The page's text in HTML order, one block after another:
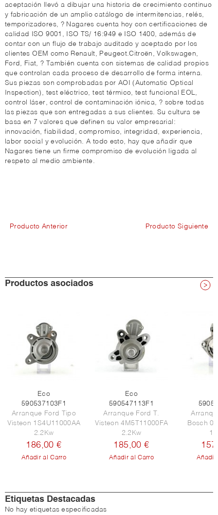
aceptación llevó a dibujar una historia de crecimiento continuo
y fabricación de un amplio catálogo de intermitencias, relés,
temporizadores, ? Nagares cuenta hoy con certificaciones de
calidad ISO 9001, ISO TS/ 16:949 e ISO 1400, además de
contar con un flujo de trabajo auditado y aceptado por los
clientes OEM como Renault, Peugeot.Citroën, Volkswagen,
Ford, Fiat, ? También cuenta con sistemas de calidad propios
que controlan cada proceso de desarrollo de forma interna.
Sus piezas son comprobadas por AOI (Automatic Optical
Inspection), test eléctrico, test térmico, test funcional EOL,
control láser, control de contaminación iónica, ? sobre todas
las piezas que son entregadas a sus clientes. Su cultura se
basa en 7 valores que definen su valor empresarial:
innovación, fiabilidad, compromiso, integridad, experiencia,
labor social y evolución. A todo esto, hay que añadir que
Nagares tiene un firme compromiso de evolución ligada al
respeto al medio ambiente.
Producto Anterior Producto Siguiente
Productos asociados
Eco
590537103F1
Arranque Ford Tipo
Visteon 1S4U11000AA
2.2Kw
186,00 €
Añadir al Carro
Eco
590547113F1
Arranque Ford T.
Visteon 4M5T11000FA
2.2Kw
185,00 €
Añadir al Carro
Bosch
Añadir
Etiquetas Destacadas
No hay etiquetas especificadas